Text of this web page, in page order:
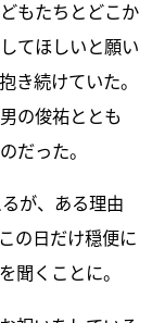
もたちとどこか
てほしいと願い
き続けていた。
の俊祐ととも
だった。
が、ある理由
の日だけ穏便に
聞くことに。